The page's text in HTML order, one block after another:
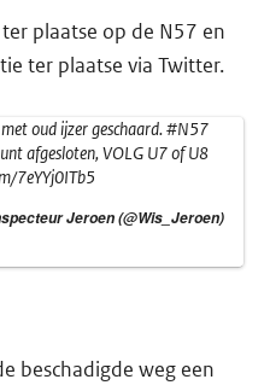
plaatse op de N57 en
ter plaatse via Twitter.
oud ijzer geschaard.#N57
afgesloten, VOLG U7 of U8
7eYYj0ITb5
Jeroen (@Wis_Jeroen)
beschadigde weg een